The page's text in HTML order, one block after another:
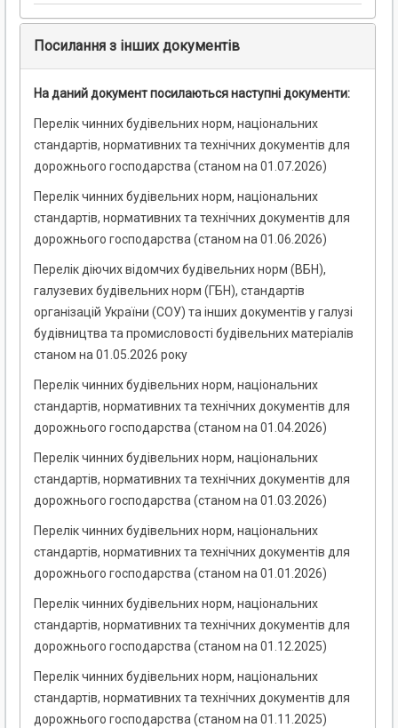
Посилання з інших документів
На даний документ посилаються наступні документи:
Перелік чинних будівельних норм, національних
стандартів, нормативних та технічних документів для
дорожнього господарства (станом на 01.07.2026)
Перелік чинних будівельних норм, національних
стандартів, нормативних та технічних документів для
дорожнього господарства (станом на 01.06.2026)
Перелік діючих відомчих будівельних норм (ВБН),
галузевих будівельних норм (ГБН), стандартів
організацій України (СОУ) та інших документів у галузі
будівництва та промисловості будівельних матеріалів
станом на 01.05.2026 року
Перелік чинних будівельних норм, національних
стандартів, нормативних та технічних документів для
дорожнього господарства (станом на 01.04.2026)
Перелік чинних будівельних норм, національних
стандартів, нормативних та технічних документів для
дорожнього господарства (станом на 01.03.2026)
Перелік чинних будівельних норм, національних
стандартів, нормативних та технічних документів для
дорожнього господарства (станом на 01.01.2026)
Перелік чинних будівельних норм, національних
стандартів, нормативних та технічних документів для
дорожнього господарства (станом на 01.12.2025)
Перелік чинних будівельних норм, національних
стандартів, нормативних та технічних документів для
дорожнього господарства (станом на 01.11.2025)